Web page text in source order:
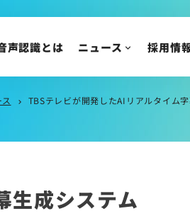
株主・投資家の皆様へ
IR資料/決算短信および
財務ハイライト
株主総会/株式関連情報
IRについてのご質問
声認識とは ニュース 採用情
chevron_right TBSテレビが開発したAIリアルタイム
生成システム